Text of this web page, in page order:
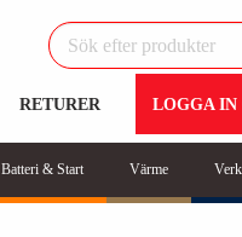
RETURER LOGGA IN
Batteri & Start Värme